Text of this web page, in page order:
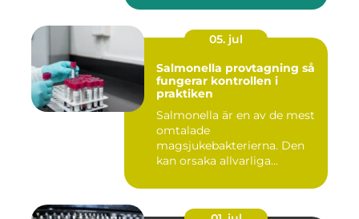
05. jul
Salmonella provtagning så
fungerar kontrollen i
praktiken
Salmonella är en av de mest
omtalade
magsjukebakterierna. Den
kan orsaka allvarliga